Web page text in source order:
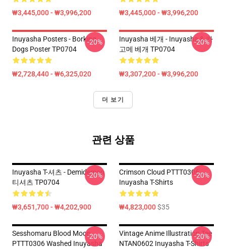
₩3,445,000 - ₩3,996,200 ₩3,445,000 - ₩3,996,200
Inuyasha Posters - Borking
Dogs Poster TP0704
₩2,728,440 - ₩6,325,020
-20%
Inuyasha 베개 - Inuyasha & 카
고메 베개 TP0704
₩3,307,200 - ₩3,996,200
-20%
더 보기
관련 상품
Inuyasha T-셔츠 - Demidemon
티셔츠 TP0704
₩3,651,700 - ₩4,202,900
-20%
Crimson Cloud PTTT0306
Inuyasha T-Shirts
₩4,823,000$35
-20%
Sesshomaru Blood Moon
PTTT0306 Washed Inuyasha
-20%
Vintage Anime Illustration Tee
NTAN0602 Inuyasha T-Shirts
-20%